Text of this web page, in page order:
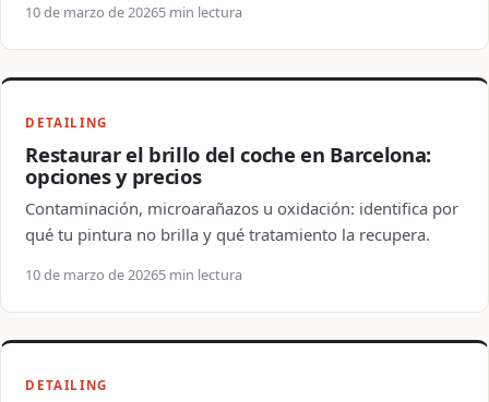
10 de marzo de 20265 min lectura
DETAILING
Restaurar el brillo del coche en Barcelona:
opciones y precios
Contaminación, microarañazos u oxidación: identifica por
qué tu pintura no brilla y qué tratamiento la recupera.
10 de marzo de 20265 min lectura
DETAILING